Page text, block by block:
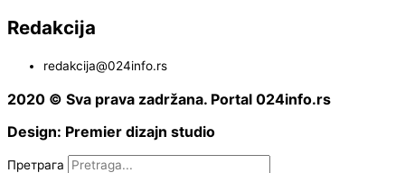
Redakcija
redakcija@024info.rs
2020 © Sva prava zadržana. Portal 024info.rs
Design: Premier dizajn studio
Претрага